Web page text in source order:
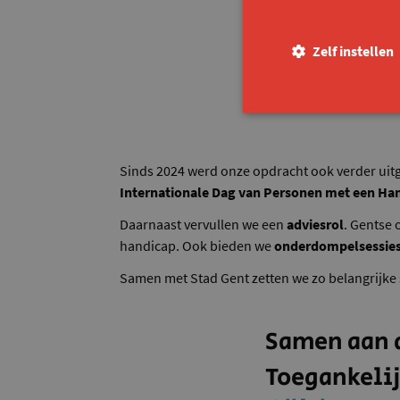
Sinds 2024 werd onze opdracht ook verder
Internationale Dag van Personen met een
Daarnaast vervullen we een adviesrol. Gentse
handicap. Ook bieden we
Samen met Stad Gent zetten we zo
Samen
Zelf instellen